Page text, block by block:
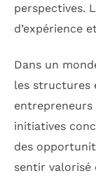
perspectives.
d’expérience
Dans un
les structures
entrepreneurs
initiatives
des
sentir valorisé